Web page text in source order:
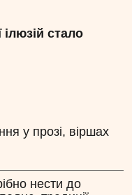
ілюзій стало
у прозі, віршах
нести до